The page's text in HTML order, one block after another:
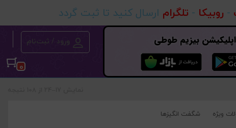
- روبیکا - تلگرام ارسال کنید تا ثبت گردد
اپلیکیشن بیزیم طوطی ورود / ثبت‌نام
0
ویژه شگفت انگیزها